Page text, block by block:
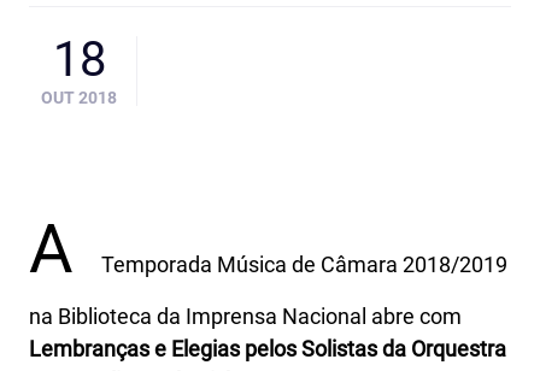
18
OUT 2018
A Temporada Música de Câmara 2018/2019
na Biblioteca da Imprensa Nacional abre com
Lembranças e Elegias pelos Solistas da Orquestra